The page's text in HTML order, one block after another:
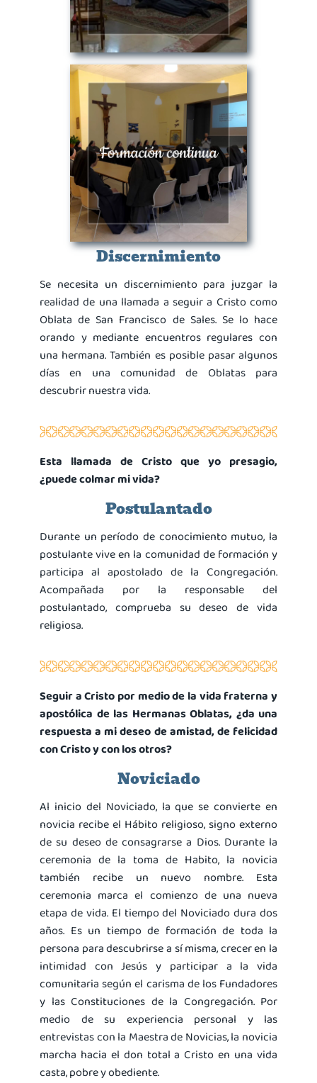
Discernimiento
Se necesita un discernimiento para juzgar la
realidad de una llamada a seguir a Cristo como
Oblata de San Francisco de Sales. Se lo hace
orando y mediante encuentros regulares con
una hermana. También es posible pasar algunos
días en una comunidad de Oblatas para
descubrir nuestra vida.
Esta llamada de Cristo que yo presagio,
¿puede colmar mi vida?
Postulantado
Durante un período de conocimiento mutuo, la
postulante vive en la comunidad de formación y
participa al apostolado de la Congregación.
Acompañada por la responsable del
postulantado, comprueba su deseo de vida
religiosa.
Seguir a Cristo por medio de la vida fraterna y
apostólica de las Hermanas Oblatas, ¿da una
respuesta a mi deseo de amistad, de felicidad
con Cristo y con los otros?
Noviciado
Al inicio del Noviciado, la que se convierte en
novicia recibe el Hábito religioso, signo externo
de su deseo de consagrarse a Dios. Durante la
ceremonia de la toma de Habito, la novicia
también recibe un nuevo nombre. Esta
ceremonia marca el comienzo de una nueva
etapa de vida. El tiempo del Noviciado dura dos
años. Es un tiempo de formación de toda la
persona para descubrirse a sí misma, crecer en la
intimidad con Jesús y participar a la vida
comunitaria según el carisma de los Fundadores
y las Constituciones de la Congregación. Por
medio de su experiencia personal y las
entrevistas con la Maestra de Novicias, la novicia
marcha hacia el don total a Cristo en una vida
casta, pobre y obediente.